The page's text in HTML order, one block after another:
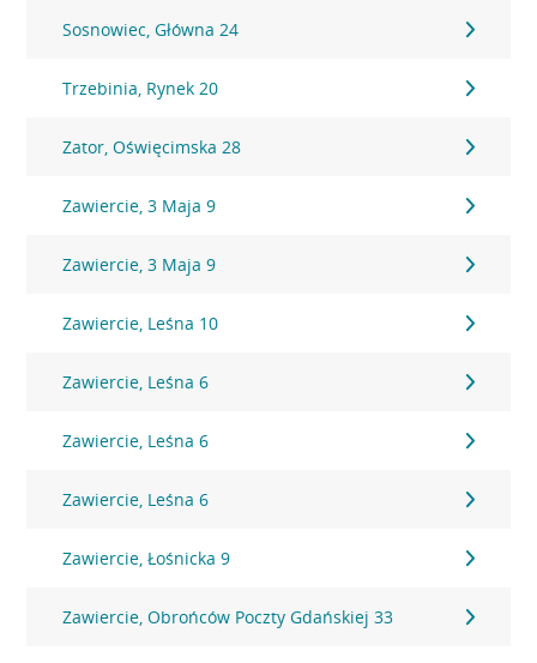
Sosnowiec, Główna 24
Trzebinia, Rynek 20
Zator, Oświęcimska 28
Zawiercie, 3 Maja 9
Zawiercie, 3 Maja 9
Zawiercie, Leśna 10
Zawiercie, Leśna 6
Zawiercie, Leśna 6
Zawiercie, Leśna 6
Zawiercie, Łośnicka 9
Zawiercie, Obrońców Poczty Gdańskiej 33